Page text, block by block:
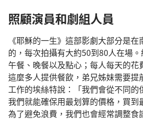
照顧演員和劇組人員
《耶穌的一生》這部影劇大部分是
的，每次拍攝有大約50到80人在場
午餐、晚餐以及點心；每人每天的花
這麼多人提供餐飲，弟兄姊妹需要提
工作的埃絲特說：「我們會從不同
我們就能確保用最划算的價格，買到
為了避免浪費，我們也會經常調整食